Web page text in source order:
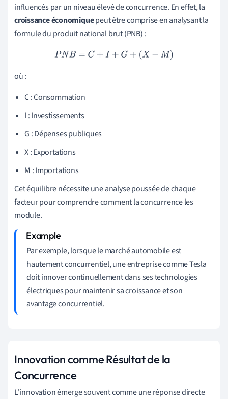
influencés par un niveau élevé de concurrence. En effet, la
croissance économiquepeut être comprise en analysant la
formule du produit national brut (PNB) :
PNB=C+ +G+(X−M)
où :
C : Consommation
I : Investissements
G : Dépenses publiques
X : Exportations
M : Importations
Cet équilibre nécessite une analyse poussée de chaque
facteur pour comprendre comment la concurrence les
module.
Par exemple, lorsque le marché automobile est
hautement concurrentiel, une entreprise comme Tesla
doit innover continuellement dans ses technologies
électriques pour maintenir sa croissance et son
avantage concurrentiel.
Innovation comme Résultat de la
Concurrence
L'innovation émerge souvent comme une réponse directe